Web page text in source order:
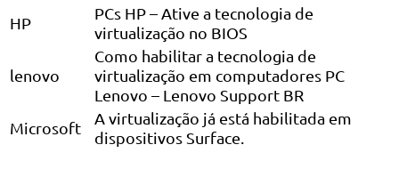
HP
PCs HP – Ative a tecnologia de
virtualização no BIOS
lenovo
Como habilitar a tecnologia de
virtualização em computadores PC
Lenovo – Lenovo Support BR
Microsoft
A virtualização já está habilitada em
dispositivos Surface.